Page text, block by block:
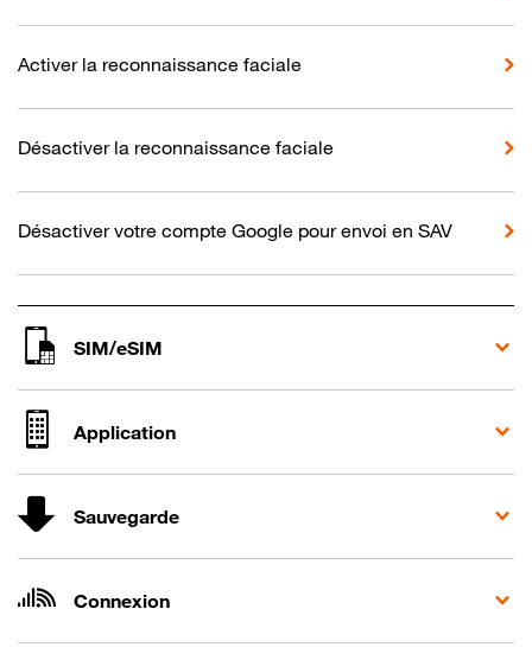
Activer la reconnaissance faciale
Désactiver la reconnaissance faciale
Désactiver votre compte Google pour envoi en SAV
SIM/eSIM
Application
Sauvegarde
Connexion